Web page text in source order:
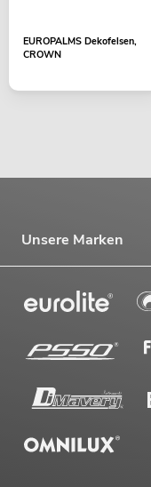
EUROPALMS Dekofelsen,
CROWN
Unsere Marken